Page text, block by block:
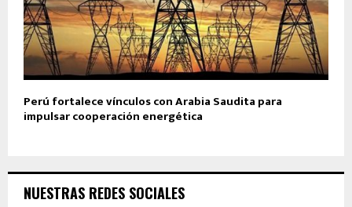
Perú fortalece vínculos con Arabia Saudita para
impulsar cooperación energética
NUESTRAS REDES SOCIALES